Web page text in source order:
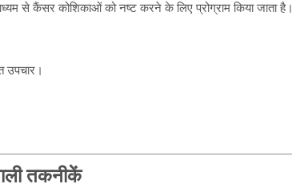
से कैंसर कोशिकाओं को नष्ट करने के लिए प्रोग्राम किया जाता है।
उपचार।
तकनीकें